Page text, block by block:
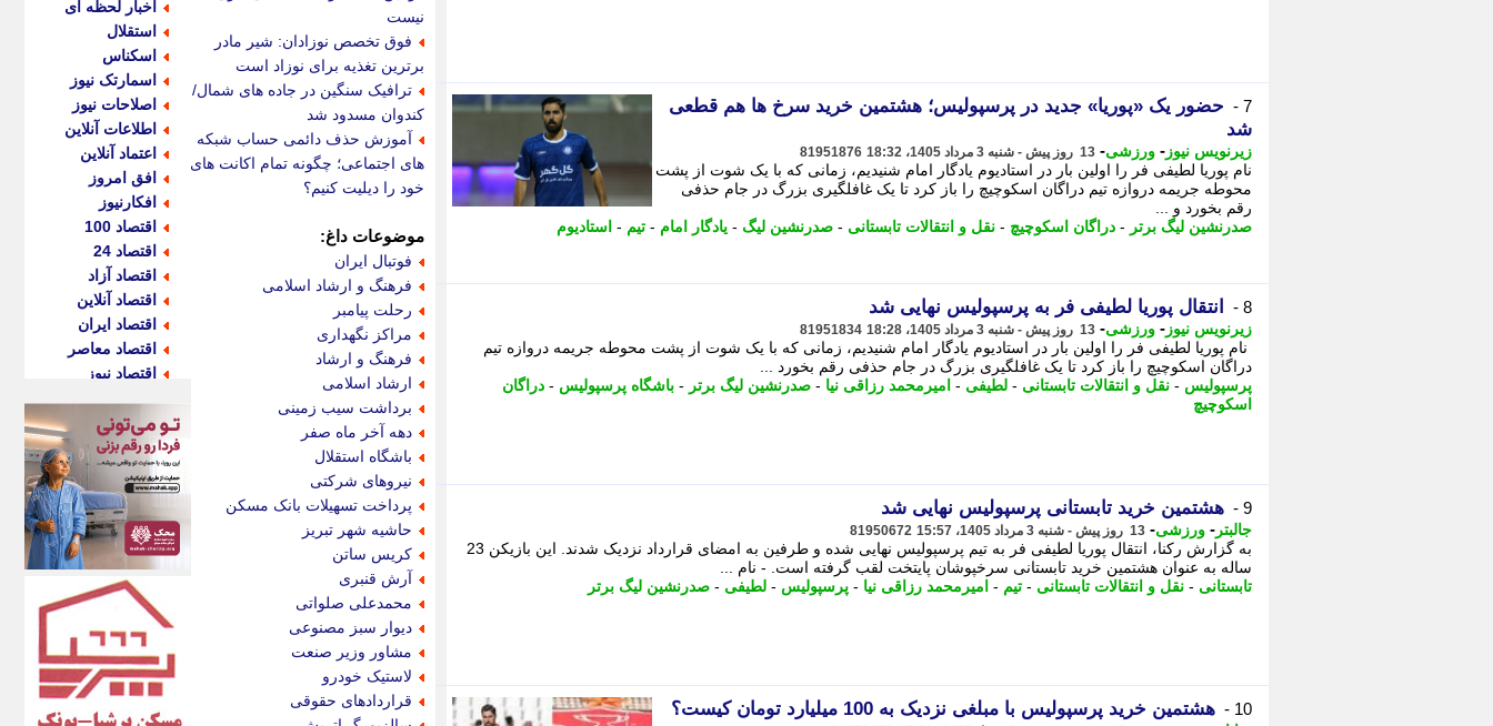
7 -
حضور یک «پوریا» جدید در پرسپولیس؛ هشتمین خرید سرخ ها هم قطعی
شد
زیرنویس نیوز - ورزشی- 13 روز پیش - شنبه 3 مرداد 1405، 18:32 81951876
نام پوریا لطیفی فر را اولین بار در استادیوم یادگار امام شنیدیم، زمانی که با یک شوت از پشت
محوطه جریمه دروازه تیم دراگان اسکوچیچ را باز کرد تا یک غافلگیری بزرگ در جام حذفی
رقم بخورد و ...
صدرنشین لیگ برتر - دراگان اسکوچیچ - نقل و انتقالات تابستانی - صدرنشین لیگ - یادگار امام - تیم - استادیوم
8 - انتقال پوریا لطیفی فر به پرسپولیس نهایی شد
زیرنویس نیوز - ورزشی- 13 روز پیش - شنبه 3 مرداد 1405، 18:28 81951834
نام پوریا لطیفی فر را اولین بار در استادیوم یادگار امام شنیدیم، زمانی که با یک شوت از پشت محوطه جریمه دروازه تیم
دراگان اسکوچیچ را باز کرد تا یک غافلگیری بزرگ در جام حذفی رقم بخورد ...
پرسپولیس - نقل و انتقالات تابستانی - لطیفی - امیرمحمد رزاقی نیا - صدرنشین لیگ برتر - باشگاه پرسپولیس - دراگان
اسکوچیچ
9 - هشتمین خرید تابستانی پرسپولیس نهایی شد
جالبتر - ورزشی- 13 روز پیش - شنبه 3 مرداد 1405، 15:57 81950672
به گزارش رکنا، انتقال پوریا لطیفی فر به تیم پرسپولیس نهایی شده و طرفین به امضای قرارداد نزدیک شدند. این بازیکن 23
ساله به عنوان هشتمین خرید تابستانی سرخپوشان پایتخت لقب گرفته است. - نام ...
تابستانی - نقل و انتقالات تابستانی - تیم - امیرمحمد رزاقی نیا - پرسپولیس - لطیفی - صدرنشین لیگ برتر
10 - هشتمین خرید پرسپولیس با مبلغی نزدیک به 100 میلیارد تومان کیست؟
نیست
فوق تخصص نوزادان: شیر مادر
برترین تغذیه برای نوزاد است
ترافیک سنگین در جاده های شمال/
کندوان مسدود شد
آموزش حذف دائمی حساب شبکه
های اجتماعی؛ چگونه تمام اکانت های
خود را دیلیت کنیم؟
موضوعات داغ:
فوتبال ایران
فرهنگ و ارشاد اسلامی
رحلت پیامبر
مراکز نگهداری
فرهنگ و ارشاد
ارشاد اسلامی
برداشت سیب زمینی
دهه آخر ماه صفر
باشگاه استقلال
نیروهای شرکتی
پرداخت تسهیلات بانک مسکن
حاشیه شهر تبریز
کریس ساتن
آرش قنبری
محمدعلی صلواتی
دیوار سبز مصنوعی
مشاور وزیر صنعت
لاستیک خودرو
قراردادهای حقوقی
اخبار لحظه ای
استقلال
اسکناس
اسمارتک نیوز
اصلاحات نیوز
اطلاعات آنلاین
اعتماد آنلاین
افق امروز
افکارنیوز
اقتصاد 100
اقتصاد 24
اقتصاد آزاد
اقتصاد آنلاین
اقتصاد ایران
اقتصاد معاصر
اقتصاد نیوز
اکوفارس
اکونگار
اکونیوز
الف
انتشار آنلاین
اندیشه قرن
اندیشه معاصر
اندیشه ها
انرژی پرس
ای استخدام
ایتنا
ایراف
ایران آرت